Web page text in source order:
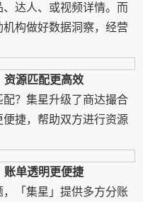
达人、或视频详情。而
构做好数据洞察，经营
资源匹配更高效
？集星升级了商达撮合
捷，帮助双方进行资源
账单透明更便捷
「集星」提供多方分账